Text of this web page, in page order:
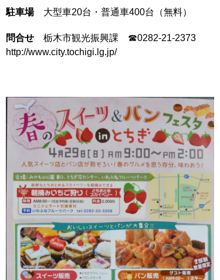
駐車場 大型車20台・普通車400台（無料）
問合せ
栃木市観光振興課 ☎0282-21-2373
http://www.city.tochigi.lg.jp/